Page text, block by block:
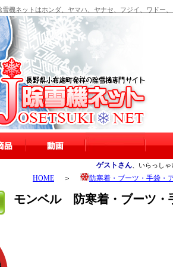
ネットはホンダ、ヤマハ、ヤナセ、フジイ、ワドー、
ゲストさん 、いらっし
HOME ＞ 防寒着・ブーツ・手袋・
モンベル 防寒着・ブーツ・